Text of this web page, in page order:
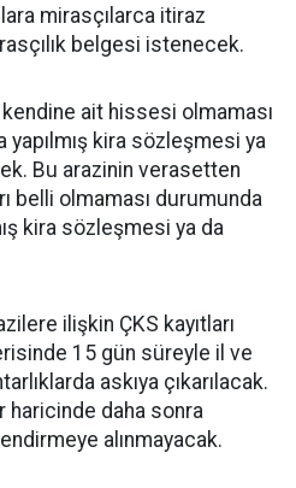
mirasçılarca itiraz
belgesi istenecek.
kendine ait hissesi olmaması
kira sözleşmesi ya
Bu arazinin verasetten
belli olmaması durumunda
kira sözleşmesi ya da
ilişkin ÇKS kayıtları
15 gün süreyle il ve
askıya çıkarılacak.
haricinde daha sonra
alınmayacak.